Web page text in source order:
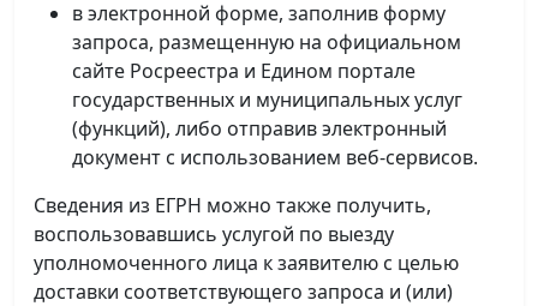
в электронной форме, заполнив форму
запроса, размещенную на официальном
сайте Росреестра и Едином портале
государственных и муниципальных услуг
(функций), либо отправив электронный
документ с использованием веб-сервисов.
Сведения из ЕГРН можно также получить,
воспользовавшись услугой по выезду
уполномоченного лица к заявителю с целью
доставки соответствующего запроса и (или)